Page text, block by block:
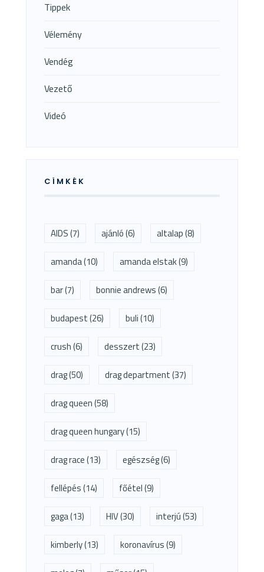
Tippek
Vélemény
Vendég
Vezető
Videó
CÍMKÉK
AIDS(7) ajánló(6) altalap(8)
amanda(10) amanda elstak(9)
bar(7) bonnie andrews(6)
budapest(26) buli(10)
crush(6) desszert(23)
drag(50) drag department(37)
drag queen(58)
drag queen hungary(15)
drag race(13) egészség(6)
fellépés(14) főétel(9)
gaga(13) HIV(30) interjú(53)
kimberly(13) koronavírus(9)